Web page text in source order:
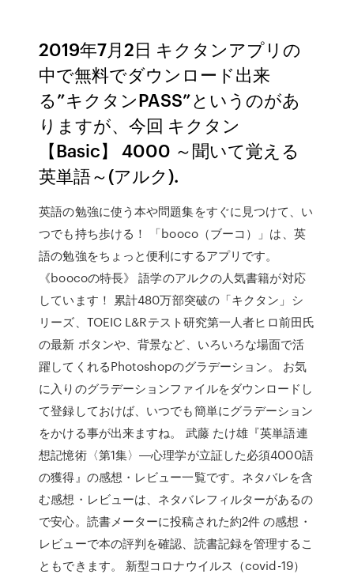
2019年7月2日 キクタンアプリの
中で無料でダウンロード出来
る”キクタンPASS”というのがあ
りますが、今回 キクタン
【Basic】 4000 ～聞いて覚える
英単語～(アルク).
‎英語の勉強に使う本や問題集をすぐに見つけて、い
つでも持ち歩ける！ 「booco（ブーコ）」は、英
語の勉強をちょっと便利にするアプリです。
《boocoの特長》 語学のアルクの人気書籍が対応
しています！ 累計480万部突破の「キクタン」シ
リーズ、TOEIC L&Rテスト研究第一人者ヒロ前田氏
の最新 ボタンや、背景など、いろいろな場面で活
躍してくれるPhotoshopのグラデーション。 お気
に入りのグラデーションファイルをダウンロードし
て登録しておけば、いつでも簡単にグラデーション
をかける事が出来ますね。 武藤 たけ雄『英単語連
想記憶術〈第1集〉―心理学が立証した必須4000語
の獲得』の感想・レビュー一覧です。ネタバレを含
む感想・レビューは、ネタバレフィルターがあるの
で安心。読書メーターに投稿された約2件 の感想・
レビューで本の評判を確認、読書記録を管理するこ
ともできます。 新型コロナウイルス（covid-19）